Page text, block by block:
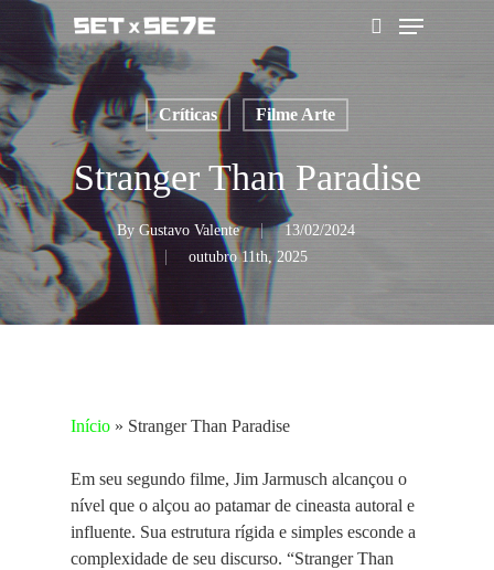
main
content
Menu
Críticas Filme Arte
Stranger Than Paradise
By Gustavo Valente
13/02/2024
outubro 11th, 2025
Início » Stranger Than Paradise
Em seu segundo filme, Jim Jarmusch alcançou o
nível que o alçou ao patamar de cineasta autoral e
influente. Sua estrutura rígida e simples esconde a
complexidade de seu discurso. “Stranger Than